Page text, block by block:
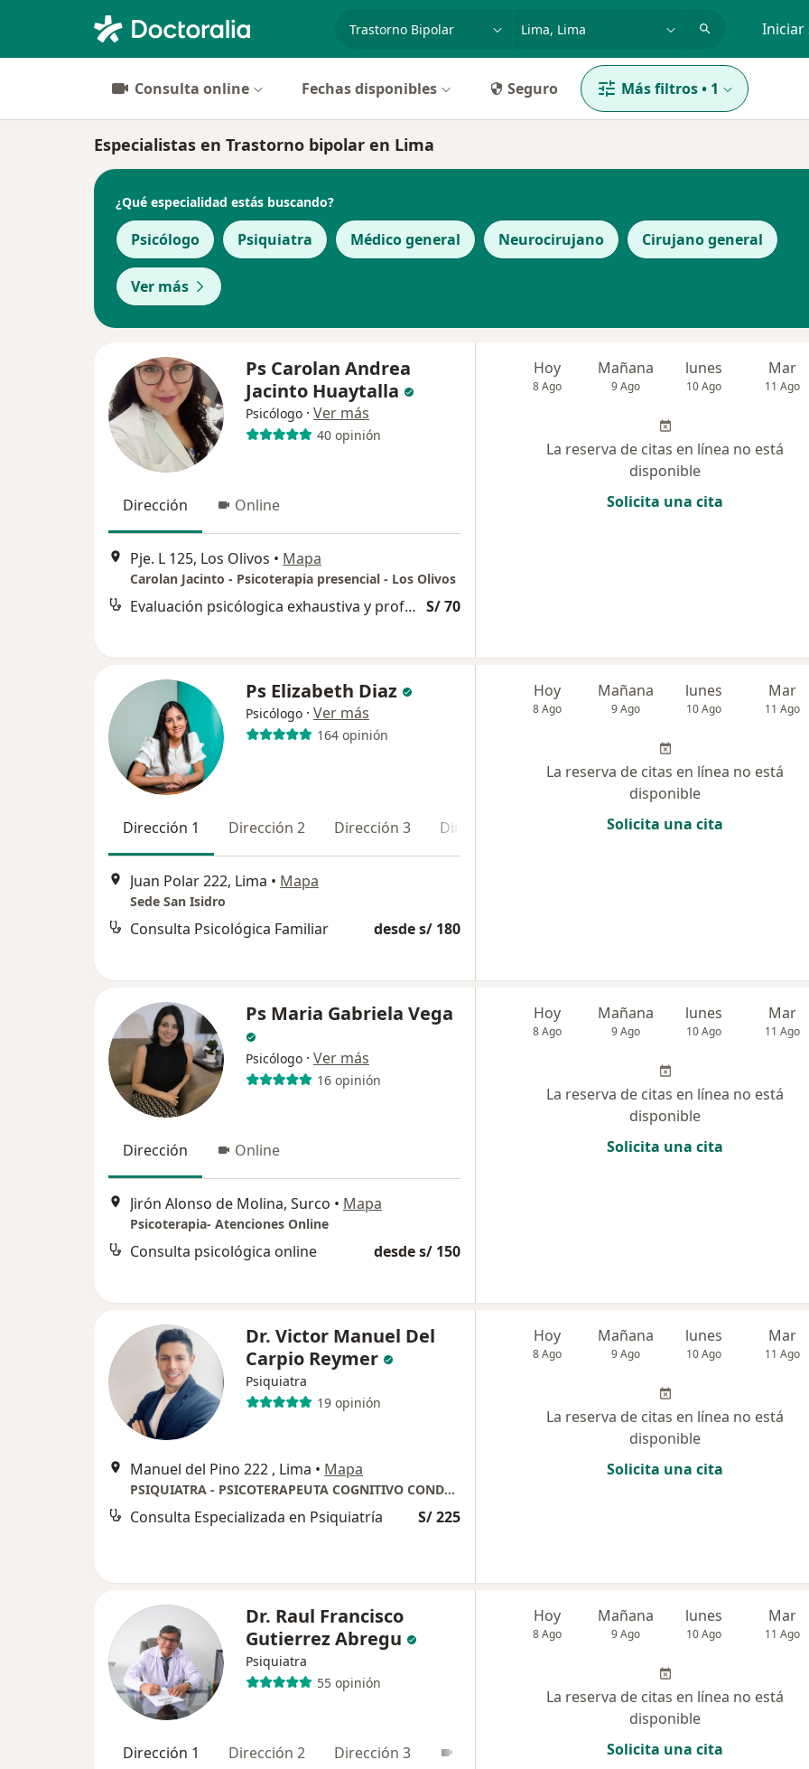
Iniciar
Consulta online Fechas disponibles Seguro Más filtros• 1
Especialistas en Trastorno bipolar en Lima
¿Qué especialidad estás buscando?
Psicólogo Psiquiatra Médico general Neurocirujano Cirujano general
Ver más
Ps Carolan Andrea
Jacinto Huaytalla
Psicólogo · Ver más
40 opinión
Dirección Online
Pje. L 125, Los Olivos • Mapa
Carolan Jacinto - Psicoterapia presencial - Los Olivos
Evaluación psicólogica exhaustiva y profunda S/ 70
Hoy
8 Ago
Mañana
9 Ago
lunes
10 Ago
Mar
11 Ago
La reserva de citas en línea no está
disponible
Solicita una cita
Ps Elizabeth Diaz
Psicólogo · Ver más
164 opinión
Dirección 1 Dirección 2 Dirección 3 Dirección 4 Dirección 5 Online
Juan Polar 222, Lima • Mapa
Sede San Isidro
Consulta Psicológica Familiar desde s/ 180
Hoy
8 Ago
Mañana
9 Ago
lunes
10 Ago
Mar
11 Ago
La reserva de citas en línea no está
disponible
Solicita una cita
Ps Maria Gabriela Vega
Psicólogo · Ver más
16 opinión
Dirección Online
Jirón Alonso de Molina, Surco • Mapa
Psicoterapia- Atenciones Online
Consulta psicológica online desde s/ 150
Hoy
8 Ago
Mañana
9 Ago
lunes
10 Ago
Mar
11 Ago
La reserva de citas en línea no está
disponible
Solicita una cita
Dr. Victor Manuel Del
Carpio Reymer
Psiquiatra
19 opinión
Manuel del Pino 222 , Lima • Mapa
PSIQUIATRA - PSICOTERAPEUTA COGNITIVO CONDUCTUAL
Consulta Especializada en Psiquiatría S/ 225
Hoy
8 Ago
Mañana
9 Ago
lunes
10 Ago
Mar
11 Ago
La reserva de citas en línea no está
disponible
Solicita una cita
Dr. Raul Francisco
Gutierrez Abregu
Psiquiatra
55 opinión
Dirección 1 Dirección 2 Dirección 3
Hoy
8 Ago
Mañana
9 Ago
lunes
10 Ago
Mar
11 Ago
La reserva de citas en línea no está
disponible
Solicita una cita